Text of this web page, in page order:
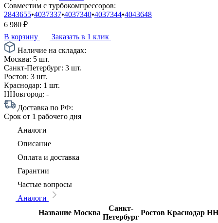
Совместим с турбокомпрессоров:
2843655•4037337•4037340•4037344•4043648
6 980 ₽
В корзину
Заказать в 1 клик
Наличие на складах:
Москва: 5 шт.
Санкт-Петербург: 3 шт.
Ростов: 3 шт.
Краснодар: 1 шт.
ННовгород: -
Доставка по РФ:
Срок от 1 рабочего дня
Аналоги
Описание
Оплата и доставка
Гарантии
Частые вопросы
Аналоги
Название Москва
Санкт-
Петербург
Ростов Краснодар